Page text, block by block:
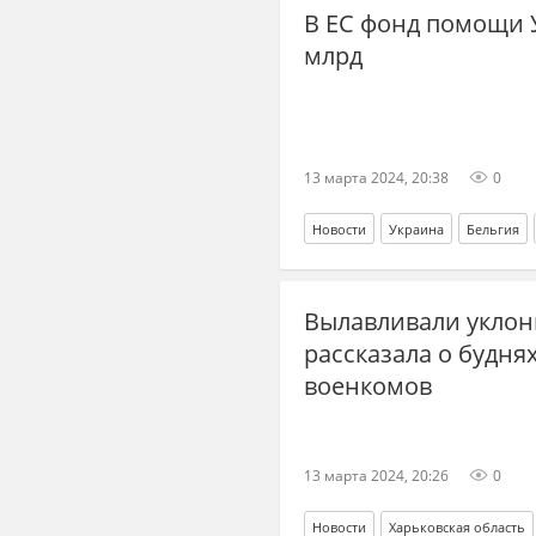
В ЕС фонд помощи
млрд
13 марта 2024, 20:38 0
Новости Украина Бельгия
Вылавливали
рассказала о
военкомов
13 марта 2024, 20:26 0
Новости Харьковская область